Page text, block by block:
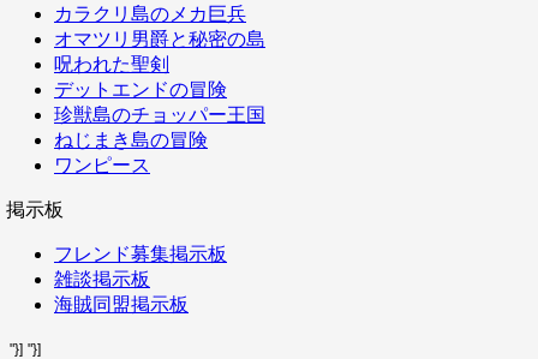
カラクリ島のメカ巨兵
オマツリ男爵と秘密の島
呪われた聖剣
デットエンドの冒険
珍獣島のチョッパー王国
ねじまき島の冒険
ワンピース
掲示板
フレンド募集掲示板
雑談掲示板
海賊同盟掲示板
"}] "}]